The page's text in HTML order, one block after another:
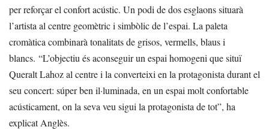
per reforçar el confort acústic. Un podi de dos esglaons situarà
l’artista al centre geomètric i simbòlic de l’espai. La paleta
cromàtica combinarà tonalitats de grisos, vermells, blaus i
blancs. “L’objectiu és aconseguir un espai homogeni que situï
Queralt Lahoz al centre i la converteixi en la protagonista durant el
seu concert: súper ben il·luminada, en un espai molt confortable
acústicament, on la seva veu sigui la protagonista de tot”, ha
explicat Anglès.